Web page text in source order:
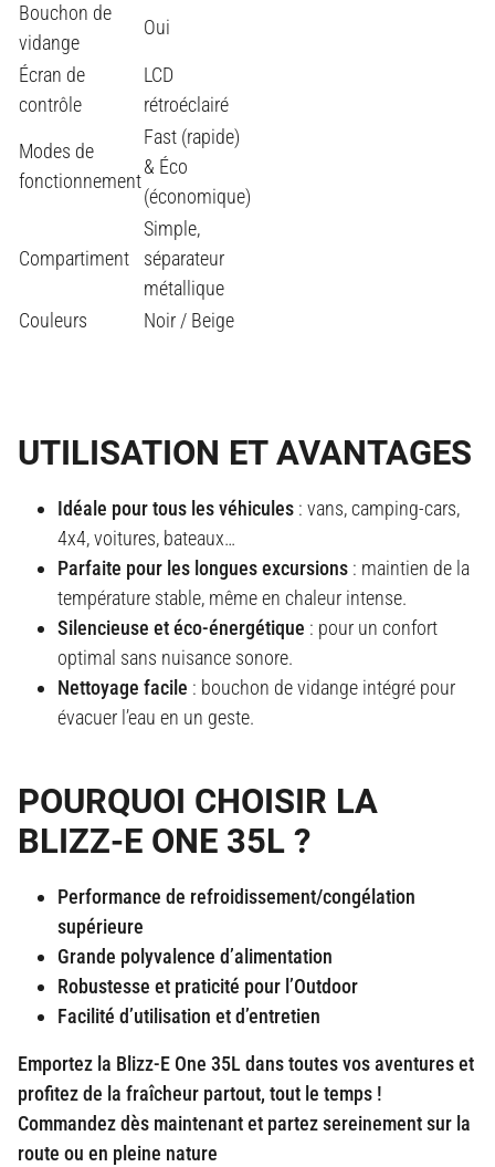
Bouchon de
vidange
Oui
Écran de
contrôle
LCD
rétroéclairé
Modes de
fonctionnement
Fast (rapide)
& Éco
(économique)
Compartiment
Simple,
séparateur
métallique
Couleurs
Noir / Beige
UTILISATION ET AVANTAGES
Idéale pour tous les véhicules : vans, camping-cars,
4x4, voitures, bateaux…
Parfaite pour les longues excursions : maintien de la
température stable, même en chaleur intense.
Silencieuse et éco-énergétique : pour un confort
optimal sans nuisance sonore.
Nettoyage facile : bouchon de vidange intégré pour
évacuer l’eau en un geste.
POURQUOI CHOISIR LA
BLIZZ-E ONE 35L ?
Performance de refroidissement/congélation
supérieure
Grande polyvalence d’alimentation
Robustesse et praticité pour l’Outdoor
Facilité d’utilisation et d’entretien
Emportez la Blizz-E One 35L dans toutes vos aventures et
profitez de la fraîcheur partout, tout le temps !
Commandez dès maintenant et partez sereinement sur la
route ou en pleine nature